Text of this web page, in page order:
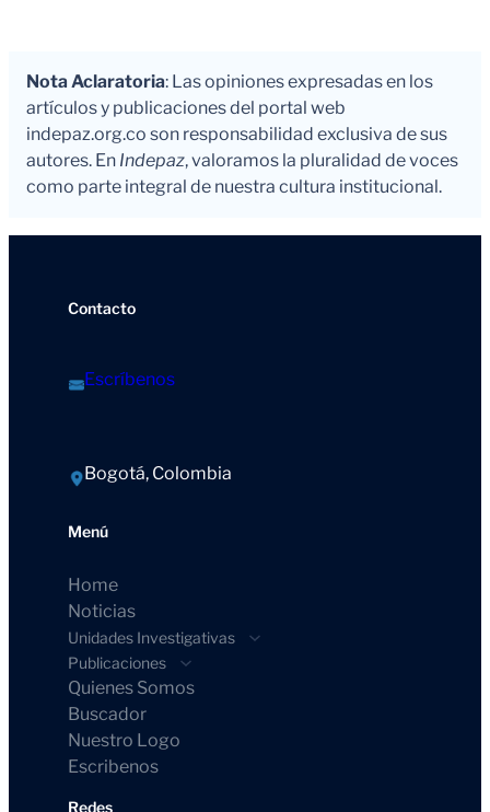
Nota Aclaratoria: Las opiniones expresadas en los
artículos y publicaciones del portal web
indepaz.org.co son responsabilidad exclusiva de sus
autores. En Indepaz, valoramos la pluralidad de voces
como parte integral de nuestra cultura institucional.
Contacto
Escríbenos
Bogotá, Colombia
Menú
Home
Noticias
Unidades Investigativas
Publicaciones
Quienes Somos
Buscador
Nuestro Logo
Escribenos
Redes